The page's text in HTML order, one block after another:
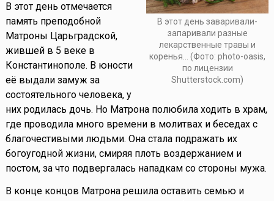
В этот день заваривали-
запаривали разные
лекарственные травы и
коренья... (Фото: photo-oasis,
по лицензии
Shutterstock.com)
В этот день отмечается
память преподобной
Матроны Царьградской,
жившей в 5 веке в
Константинополе. В юности
её выдали замуж за
состоятельного человека, у
них родилась дочь. Но Матрона полюбила ходить в храм,
где проводила много времени в молитвах и беседах с
благочестивыми людьми. Она стала подражать их
богоугодной жизни, смиряя плоть воздержанием и
постом, за что подвергалась нападкам со стороны мужа.
В конце концов Матрона решила оставить семью и